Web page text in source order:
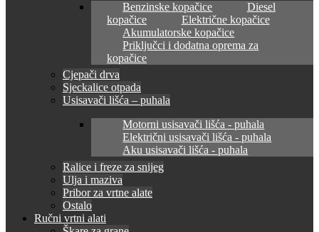
Benzinske kopačice
Diesel
kopačice
Električne kopačice
Akumulatorske kopačice
Priključci i dodatna oprema za
kopačice
Cjepači drva
Sjeckalice otpada
Usisavači lišća – puhala
Motorni usisavači lišća - puhala
Električni usisavači lišća - puhala
Aku usisavači lišća - puhala
Ralice i freze za snijeg
Ulja i maziva
Pribor za vrtne alate
Ostalo
Ručni vrtni alati